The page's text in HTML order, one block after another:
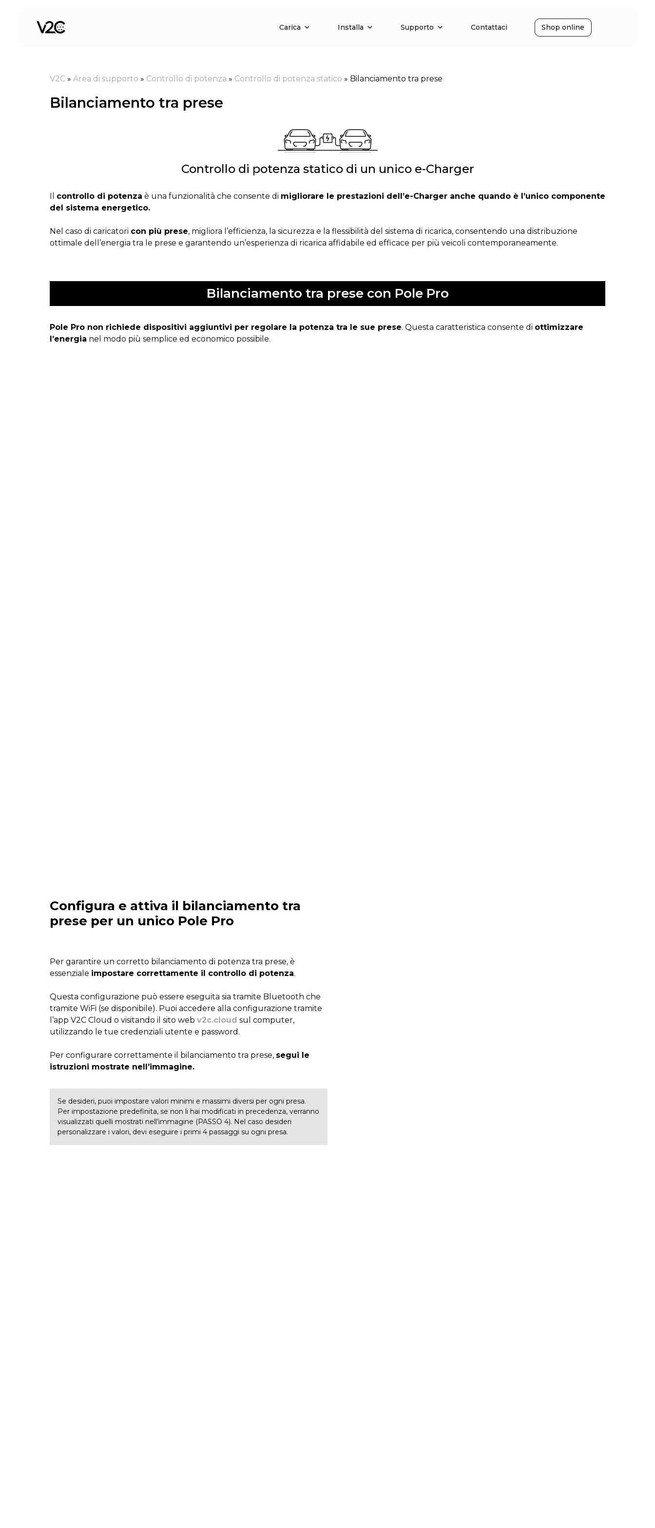
contenuto
Carica Installa Supporto Contattaci Shop online
V2C » Area di supporto » Controllo di potenza » Controllo di potenza statico » Bilanciamento tra prese
Bilanciamento tra prese
Controllo di potenza statico di un unico e-Charger
Il controllo di potenza è una funzionalità che consente di migliorare le prestazioni dell’e-Charger anche quando è l’unico componente
del sistema energetico.
Nel caso di caricatori con più prese, migliora l’efficienza, la sicurezza e la flessibilità del sistema di ricarica, consentendo una distribuzione
ottimale dell’energia tra le prese e garantendo un’esperienza di ricarica affidabile ed efficace per più veicoli contemporaneamente.
Bilanciamento tra prese con Pole Pro
Pole Pro non richiede dispositivi aggiuntivi per regolare la potenza tra le sue prese. Questa caratteristica consente di ottimizzare
l’energia nel modo più semplice ed economico possibile.
Configura e attiva il bilanciamento tra
prese per un unico Pole Pro
Per garantire un corretto bilanciamento di potenza tra prese, è
essenziale impostare correttamente il controllo di potenza.
Questa configurazione può essere eseguita sia tramite Bluetooth che
tramite WiFi (se disponibile). Puoi accedere alla configurazione tramite
l’app V2C Cloud o visitando il sito web v2c.cloud sul computer,
utilizzando le tue credenziali utente e password.
Per configurare correttamente il bilanciamento tra prese, segui le
istruzioni mostrate nell’immagine.
Se desideri, puoi impostare valori minimi e massimi diversi per ogni presa.
Per impostazione predefinita, se non li hai modificati in precedenza, verranno
visualizzati quelli mostrati nell’immagine (PASSO 4). Nel caso desideri
personalizzare i valori, devi eseguire i primi 4 passaggi su ogni presa.